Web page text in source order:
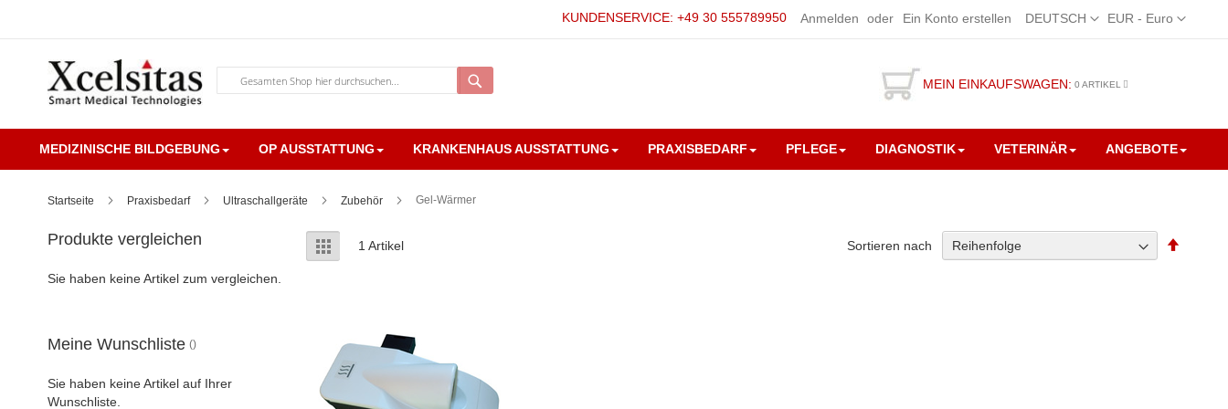
Währung
EUR - Euro
Sprache
DEUTSCH
KUNDENSERVICE: +49 30 555789950 Anmelden Ein Konto erstellen
MEIN EINKAUFSWAGEN: 0 ARTIKEL
MEDIZINISCHE BILDGEBUNG OP AUSSTATTUNG KRANKENHAUS AUSSTATTUNG PRAXISBEDARF PFLEGE DIAGNOSTIK VETERINÄR ANGEBOTE
Startseite Praxisbedarf Ultraschallgeräte Zubehör Gel-Wärmer
Anzeigen
als
Liste 1 Artikel Sortieren nach
Produkte vergleichen
Sie haben keine Artikel zum vergleichen.
Meine Wunschliste
Sie haben keine Artikel auf Ihrer
Wunschliste.